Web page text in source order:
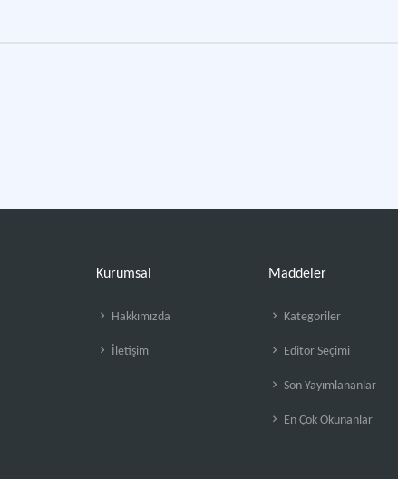
Kurumsal
Hakkımızda
İletişim
Maddeler
Kategoriler
Editör Seçimi
Son Yayımlananlar
En Çok Okunanlar